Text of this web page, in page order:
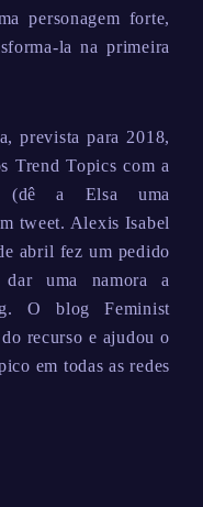
personagem forte,
la na primeira
prevista para 2018,
Trend Topics com a
(dê a Elsa uma
tweet. Alexis Isabel
abril fez um pedido
uma namora a
O blog Feminist
recurso e ajudou o
em todas as redes